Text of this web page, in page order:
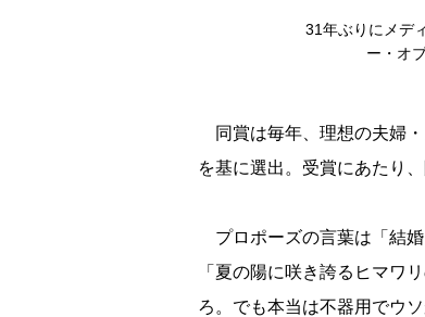
31年ぶりにメデ
ー・オ
同賞は毎年、理想の夫婦
を基に選出。受賞にあたり
プロポーズの言葉は「結
「夏の陽に咲き誇るヒマワ
ろ。でも本当は不器用でウ